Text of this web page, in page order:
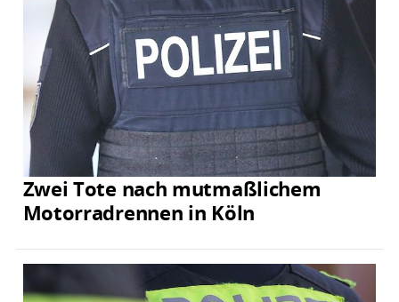
Zwei Tote nach mutmaßlichem
Motorradrennen in Köln